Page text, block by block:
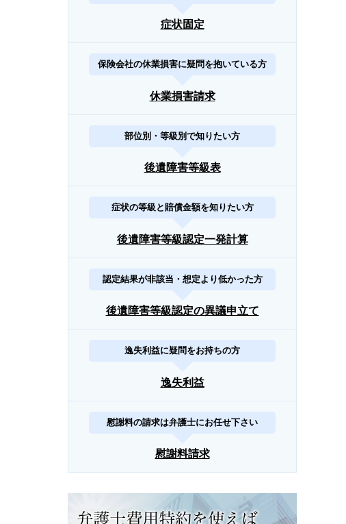
症状固定
保険会社の休業損害に疑問を抱いている方
休業損害請求
部位別・等級別で知りたい方
後遺障害等級表
症状の等級と賠償金額を知りたい方
後遺障害等級認定一発計算
認定結果が非該当・想定より低かった方
後遺障害等級認定の異議申立て
逸失利益に疑問をお持ちの方
逸失利益
慰謝料の請求は弁護士にお任せ下さい
慰謝料請求